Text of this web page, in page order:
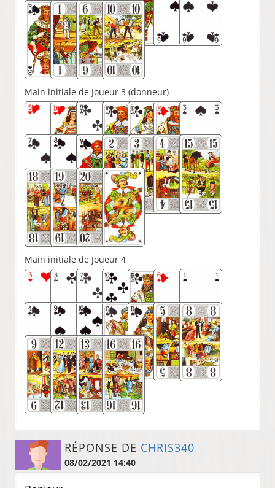
Main initiale de Joueur 3 (donneur)
Main initiale de Joueur 4
RÉPONSE DE CHRIS340
08/02/2021 14:40